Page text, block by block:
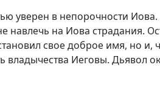
уверен в непорочности Иова.
навлечь на Иова страдания.
свое доброе имя, но и,
владычества Иеговы. Дьявол